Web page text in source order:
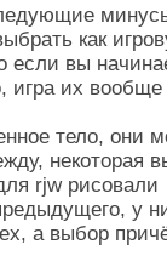
как
если вы
игра их вообще
тело, они
некоторая
rjw рисовали
у
а выбор